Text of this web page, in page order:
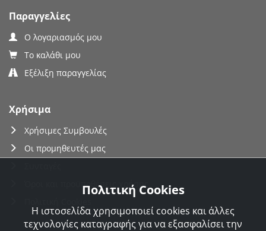
Παραγγελίες
Ο λογαριασμός μου
Το καλάθι μου
Εξέλιξη παραγγελίας
Χρήσιμα
Χρήσιμες Συμβουλές
Οι προμηθευτές μας
Όροι και προϋποθέσεις χρήσης
Πολιτική Cookies
Η ιστοσελίδα χρησιμοποιεί cookies και άλλες
τεχνολογίες καταγραφής για να εξασφαλίσει την